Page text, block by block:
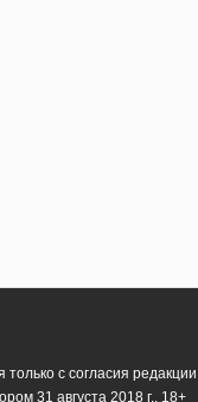
с согласия
31 августа 2018 г.. 18+